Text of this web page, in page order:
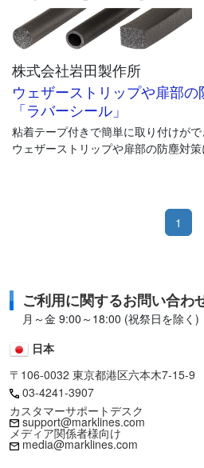
株式会社岩田製作所
ウェザーストリップや扉部の
「ラバーシール」
粘着テープ付きで簡単に取り付けがで
ウェザーストリップや扉部の防塵対策
1
ご利用に関するお問い合わ
月～金 9:00～18:00 (祝祭日を除く)
日本
〒106-0032 東京都港区六本木7-15-9
03-4241-3907
カスタマーサポートデスク
support@marklines.com
メディア関係者様向け
media@marklines.com